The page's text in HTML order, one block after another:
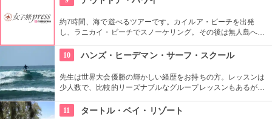
約7時間、海で遊べるツアーです。カイルア・ビーチを出発
し、ラニカイ・ビーチでスノーケリング。その後は無人島へゴ
きます。日本語スタッフもいますし、送迎やランチもついてい
ます。
10 ハンズ・ヒーデマン・サーフ・スクール
先生は世界大会優勝の輝かしい経歴をお持ちの方。レッスンは
少人数で、比較的リーズナブルなグループレッスンもあるが、
心者の方も基本動作からきちんと学んで、いざ海へ！
11 タートル・ベイ・リゾート